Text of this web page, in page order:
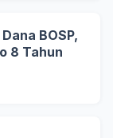
BOSP,
8 Tahun